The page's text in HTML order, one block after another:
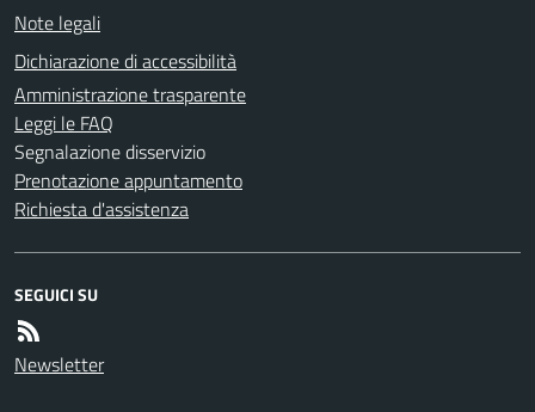
Note legali
Dichiarazione di accessibilità
Amministrazione trasparente
Leggi le FAQ
Segnalazione disservizio
Prenotazione appuntamento
Richiesta d'assistenza
SEGUICI SU
Newsletter